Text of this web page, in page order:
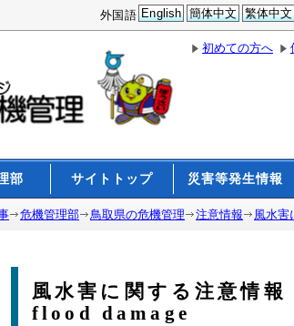
外国語 English 簡体中文 繁体中文
初めての方へ
部 サイトトップ 災害等発生情報
危機管理部 鳥取県の危機管理 注意情報 風水害
風水害に関する注意
flood damage